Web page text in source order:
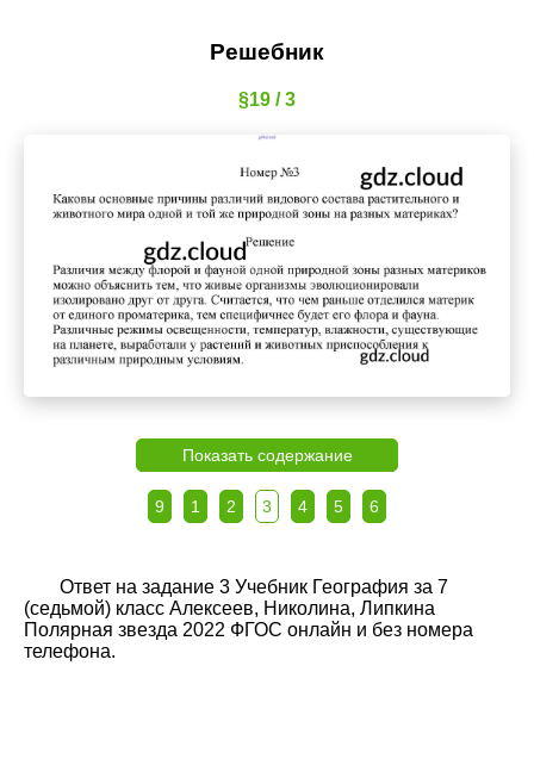
Решебник
§19 / 3
Показать содержание
9 1 2 3 4 5 6
Ответ на задание 3 Учебник География за 7
(седьмой) класс Алексеев, Николина, Липкина
Полярная звезда 2022 ФГОС онлайн и без номера
телефона.